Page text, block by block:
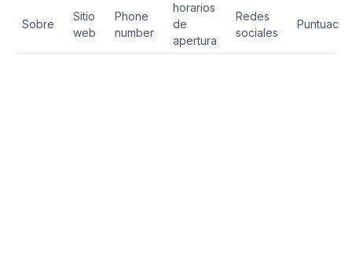
Sobre
Sitio
web
Phone
number
horarios
de
apertura
Redes
sociales